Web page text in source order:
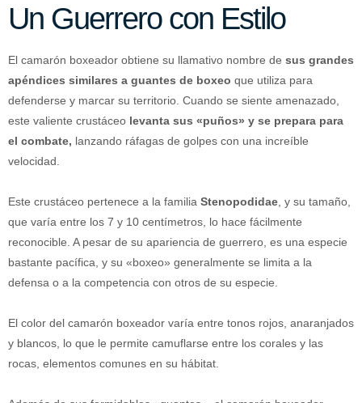
Un Guerrero con Estilo
El camarón boxeador obtiene su llamativo nombre de sus grandes
apéndices similares a guantes de boxeo que utiliza para
defenderse y marcar su territorio. Cuando se siente amenazado,
este valiente crustáceo levanta sus «puños» y se prepara para
el combate, lanzando ráfagas de golpes con una increíble
velocidad.
Este crustáceo pertenece a la familia Stenopodidae , y su tamaño,
que varía entre los 7 y 10 centímetros, lo hace fácilmente
reconocible. A pesar de su apariencia de guerrero, es una especie
bastante pacífica, y su «boxeo» generalmente se limita a la
defensa o a la competencia con otros de su especie.
El color del camarón boxeador varía entre tonos rojos, anaranjados
y blancos, lo que le permite camuflarse entre los corales y las
rocas, elementos comunes en su hábitat.